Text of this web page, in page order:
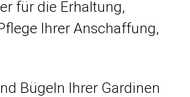
für die Erhaltung,
Ihrer Anschaffung,
Bügeln Ihrer Gardinen